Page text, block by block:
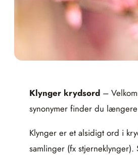
Klynger krydsord–
synonymer finder du
Klynger er et alsidigt ord i
samlinger (fx